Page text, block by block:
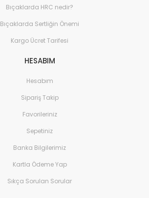
Bıçaklarda HRC nedir?
Bıçaklarda Sertliğin Önemi
Kargo Ücret Tarifesi
HESABIM
Hesabım
Sipariş Takip
Favorileriniz
Sepetiniz
Banka Bilgilerimiz
Kartla Ödeme Yap
Sıkça Sorulan Sorular